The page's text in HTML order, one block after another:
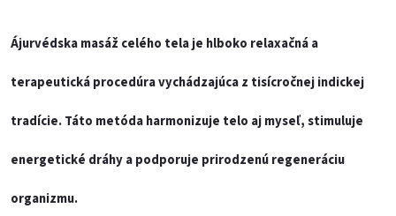
Ájurvédska masáž celého tela je hlboko relaxačná a
terapeutická procedúra vychádzajúca z tisícročnej indickej
tradície. Táto metóda harmonizuje telo aj myseľ, stimuluje
energetické dráhy a podporuje prirodzenú regeneráciu
organizmu.